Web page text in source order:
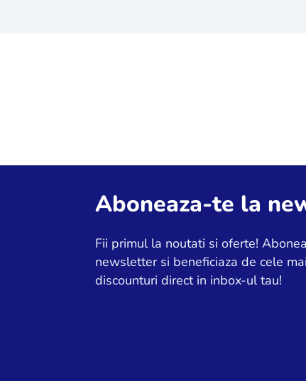
Aboneaza-te la
Fii primul la noutati si oferte!
newsletter si beneficiaza de cele
discounturi direct in inbox-ul tau!